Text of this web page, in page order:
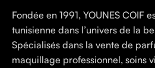
Fondée en 1991, YOUNES COIF
tunisienne dans l’univers de la
Spécialisés dans la vente de
maquillage professionnel, soins